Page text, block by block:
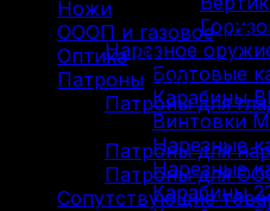
Нарезное
Болтовые
Карабины
Винтовки
Нарезные
Нарезные
Карабины
Ножи
ОООП и газовое (71)
Оптика (12)
Патроны (211)
Патроны для
Патроны для
Патроны для
Сопутствующие